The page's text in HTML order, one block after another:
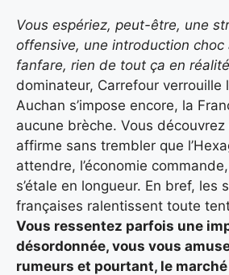
Vous espériez, peut-être, une
offensive, une introduction
fanfare, rien de tout ça en
dominateur, Carrefour verrouille
Auchan s’impose encore, la
aucune brèche. Vous découvrez
affirme sans trembler que
attendre, l’économie
s’étale en longueur. En bref, les
françaises ralentissent toute
Vous ressentez parfois une
désordonnée, vous vous
rumeurs et pourtant, le